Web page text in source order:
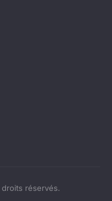
réservés.